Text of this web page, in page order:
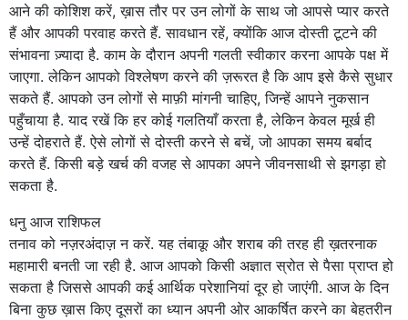
आने की कोशिश करें, ख़ास तौर पर उन लोगों के साथ जो आपसे प्यार करते
हैं और आपकी परवाह करते हैं. सावधान रहें, क्योंकि आज दोस्ती टूटने की
संभावना ज़्यादा है. काम के दौरान अपनी गलती स्वीकार करना आपके पक्ष में
जाएगा. लेकिन आपको विश्लेषण करने की ज़रूरत है कि आप इसे कैसे सुधार
सकते हैं. आपको उन लोगों से माफ़ी मांगनी चाहिए, जिन्हें आपने नुकसान
पहुँचाया है. याद रखें कि हर कोई गलतियाँ करता है, लेकिन केवल मूर्ख ही
उन्हें दोहराते हैं. ऐसे लोगों से दोस्ती करने से बचें, जो आपका समय बर्बाद
करते हैं. किसी बड़े खर्च की वजह से आपका अपने जीवनसाथी से झगड़ा हो
सकता है.
धनु आज राशिफल
तनाव को नज़रअंदाज़ न करें. यह तंबाकू और शराब की तरह ही ख़तरनाक
महामारी बनती जा रही है. आज आपको किसी अज्ञात स्रोत से पैसा प्राप्त हो
सकता है जिससे आपकी कई आर्थिक परेशानियां दूर हो जाएंगी. आज के दिन
बिना कुछ ख़ास किए दूसरों का ध्यान अपनी ओर आकर्षित करने का बेहतरीन